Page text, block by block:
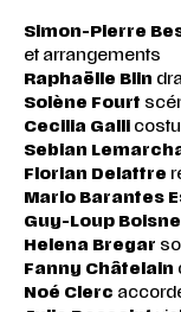
Simon-Pierre
et arrangements
Raphaëlle Blin
Solène Fourt
Cecilia Galli
Sebian
Florian Delattre
Mario Barantes
Guy-Loup
Helena Bregar
Fanny Châtelain
Noé Clerc